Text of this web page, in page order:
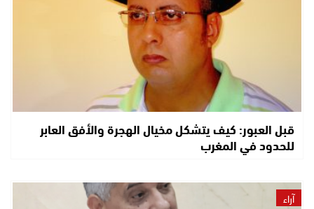
قبل العبور: كيف يتشكل مخيال الهجرة والأفق العابر
للحدود في المغرب
آراء